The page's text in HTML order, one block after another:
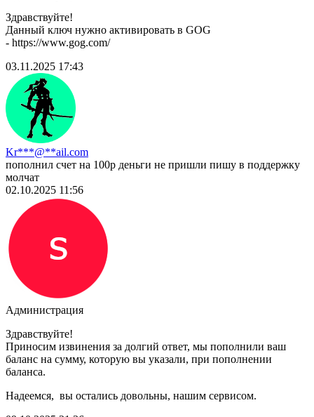
Здравствуйте!
Данный ключ нужно активировать в GOG
- https://www.gog.com/
03.11.2025 17:43
Kr***@**ail.com
пополнил счет на 100р деньги не пришли пишу в поддержку
молчат
02.10.2025 11:56
Администрация
Здравствуйте!
Приносим извинения за долгий ответ, мы пополнили ваш
баланс на сумму, которую вы указали, при пополнении
баланса.
Надеемся, вы остались довольны, нашим сервисом.